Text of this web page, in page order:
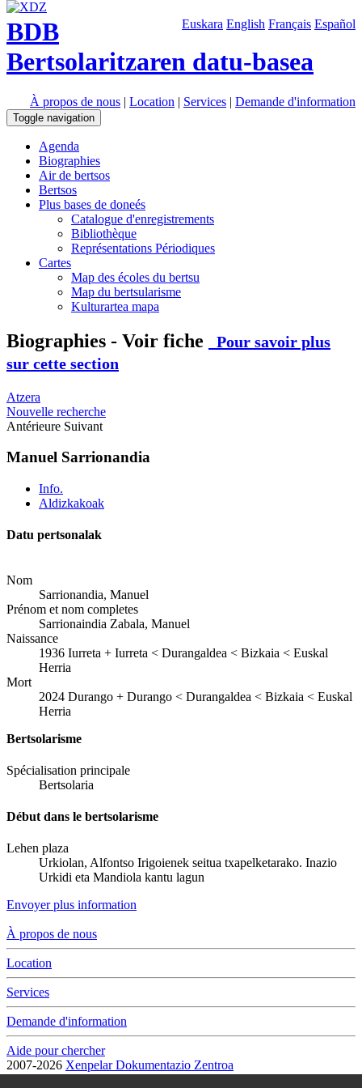
Euskara English Français Español
BDB
Bertsolaritzaren datu-basea
À propos de nous | Location | Services | Demande d'information
Toggle navigation
Agenda
Biographies
Air de bertsos
Bertsos
Plus bases de doneés
Catalogue d'enregistrements
Bibliothèque
Représentations Périodiques
Cartes
Map des écoles du bertsu
Map du bertsularisme
Kulturartea mapa
Biographies - Voir fiche
Pour savoir plus
sur cette section
Atzera
Nouvelle recherche
Antérieure Suivant
Manuel Sarrionandia
Info.
Aldizkakoak
Datu pertsonalak
Nom
Sarrionandia, Manuel
Prénom et nom completes
Sarrionaindia Zabala, Manuel
Naissance
1936 Iurreta + Iurreta < Durangaldea < Bizkaia < Euskal
Herria
Mort
2024 Durango + Durango < Durangaldea < Bizkaia < Euskal
Herria
Bertsolarisme
Spécialisation principale
Bertsolaria
Début dans le bertsolarisme
Lehen plaza
Urkiolan, Alfontso Irigoienek seitua txapelketarako. Inazio
Urkidi eta Mandiola kantu lagun
Envoyer plus information
À propos de nous
Location
Services
Demande d'information
Aide pour chercher
2007-2026 Xenpelar Dokumentazio Zentroa